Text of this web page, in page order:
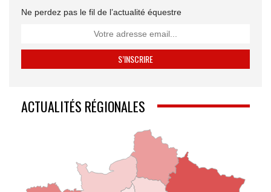
Ne perdez pas le fil de l’actualité équestre
ACTUALITÉS RÉGIONALES